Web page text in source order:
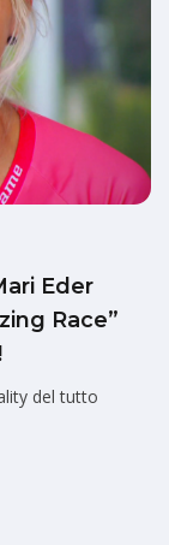
Eder
Race”
del tutto